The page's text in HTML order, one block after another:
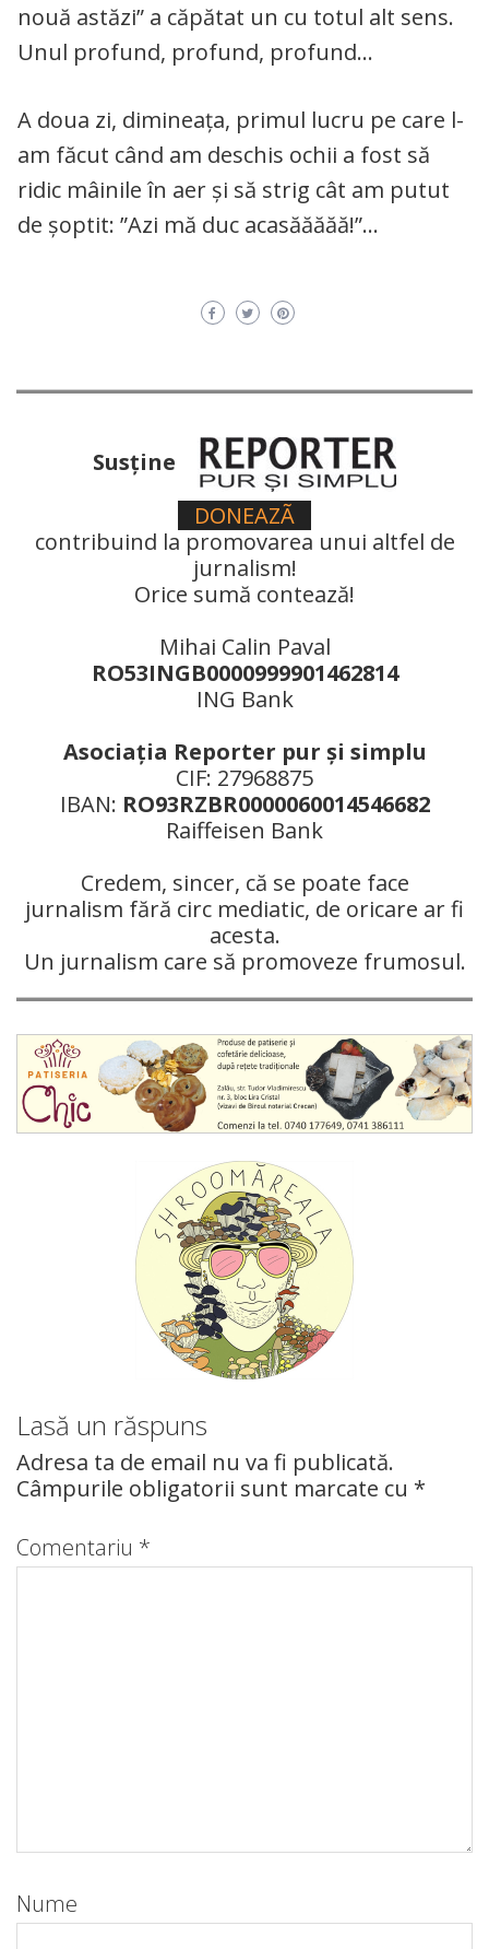
nouă astăzi” a căpătat un cu totul alt sens.
Unul profund, profund, profund…
A doua zi, dimineața, primul lucru pe care l-
am făcut când am deschis ochii a fost să
ridic mâinile în aer și să strig cât am putut
de șoptit: ”Azi mă duc acasăăăăă!”…
Susţine
DONEAZÃ
contribuind la promovarea unui altfel de
jurnalism!
Orice sumă contează!
Mihai Calin Paval
RO53INGB0000999901462814
ING Bank
Asociaţia Reporter pur şi simplu
CIF: 27968875
IBAN: RO93RZBR0000060014546682
Raiffeisen Bank
Credem, sincer, că se poate face
jurnalism fără circ mediatic, de oricare ar fi
acesta.
Un jurnalism care să promoveze frumosul.
Lasă un răspuns
Adresa ta de email nu va fi publicată.
Câmpurile obligatorii sunt marcate cu *
Comentariu *
Nume